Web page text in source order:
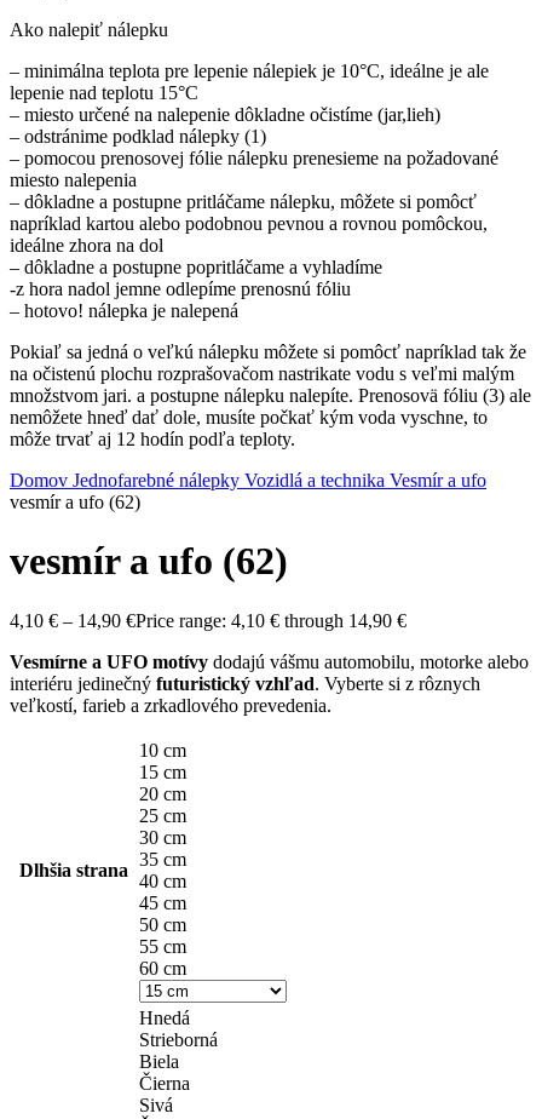
Ako nalepiť nálepku
– minimálna teplota pre lepenie nálepiek je 10°C, ideálne je ale
lepenie nad teplotu 15°C
– miesto určené na nalepenie dôkladne očistíme (jar,lieh)
– odstránime podklad nálepky (1)
– pomocou prenosovej fólie nálepku prenesieme na požadované
miesto nalepenia
– dôkladne a postupne pritláčame nálepku, môžete si pomôcť
napríklad kartou alebo podobnou pevnou a rovnou pomôckou,
ideálne zhora na dol
– dôkladne a postupne popritláčame a vyhladíme
-z hora nadol jemne odlepíme prenosnú fóliu
– hotovo! nálepka je nalepená
Pokiaľ sa jedná o veľkú nálepku môžete si pomôcť napríklad tak že
na očistenú plochu rozprašovačom nastrikate vodu s veľmi malým
množstvom jari. a postupne nálepku nalepíte. Prenosovä fóliu (3) ale
nemôžete hneď dať dole, musíte počkať kým voda vyschne, to
môže trvať aj 12 hodín podľa teploty.
Domov Jednofarebné nálepky Vozidlá a technika Vesmír a ufo
vesmír a ufo (62)
vesmír a ufo (62)
4,10 € – 14,90 €Price range: 4,10 € through 14,90 €
Vesmírne a UFO motívy dodajú vášmu automobilu, motorke alebo
interiéru jedinečný futuristický vzhľad. Vyberte si z rôznych
veľkostí, farieb a zrkadlového prevedenia.
Dlhšia strana
10 cm
15 cm
20 cm
25 cm
30 cm
35 cm
40 cm
45 cm
50 cm
55 cm
60 cm
Hnedá
Strieborná
Biela
Čierna
Sivá